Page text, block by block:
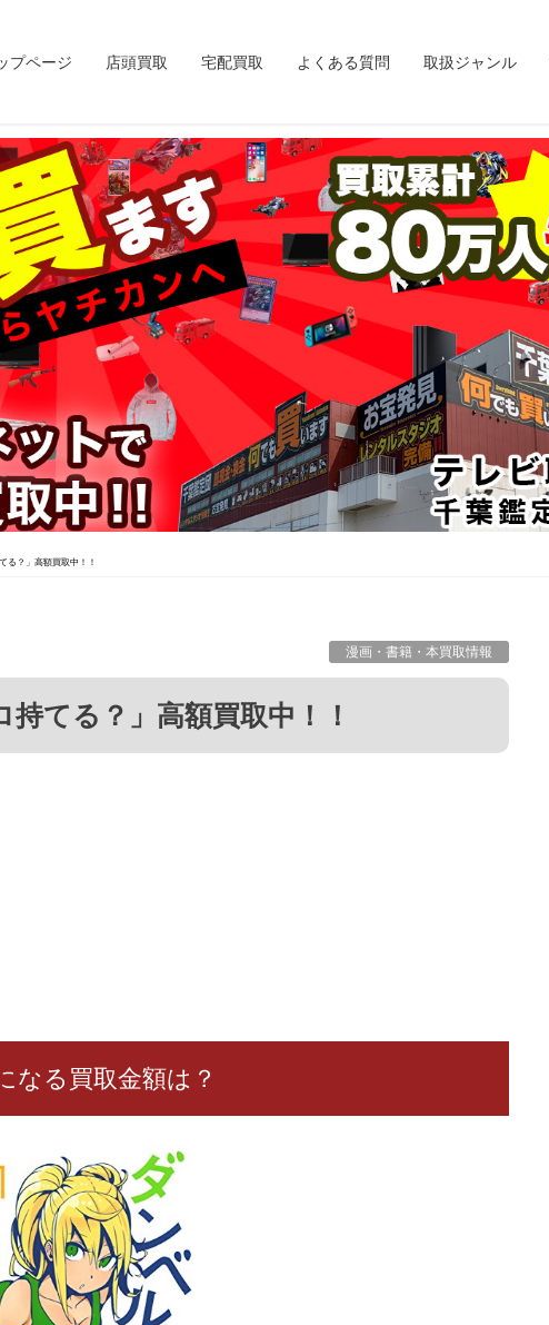
プページ 店頭買取 宅配買取 よくある質問 取扱ジャンル
る？」高額買取中！！
漫画・書籍・本買取情報
持てる？」高額買取中！！
なる買取金額は？